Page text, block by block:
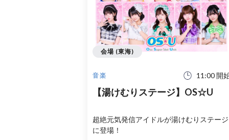
音楽 11:00 開
【湯けむりステージ】OS☆U
超絶元気発信アイドルが湯けむりステージ
に登場！
会場 (東海)